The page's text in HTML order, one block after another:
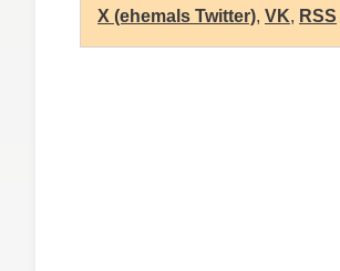
X (ehemals Twitter), VK, RSS